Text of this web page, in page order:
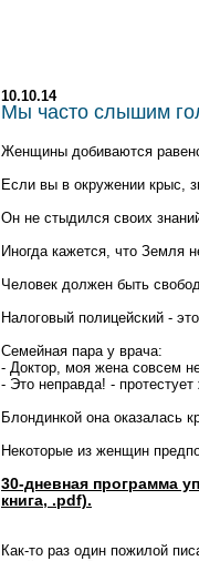
10.10.14
Мы часто слышим
Женщины добиваются
Если вы в окружении крыс,
Он не стыдился своих
Иногда кажется, что Земля
Человек должен быть
Hалоговый полицейский -
Семейная пара у врача:
- Доктор, моя жена совсем
- Это неправда! -
Блондинкой она оказалась
Некоторые из женщин
30-дневная программа
книга, .pdf).
Как-то раз один пожилой